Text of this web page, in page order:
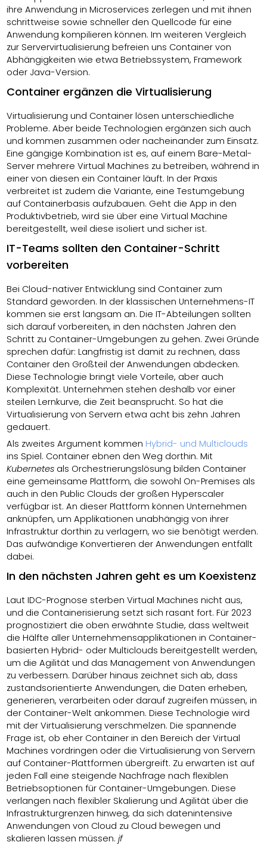
ihre Anwendung in Microservices zerlegen und mit ihnen
schrittweise sowie schneller den Quellcode für eine
Anwendung kompilieren können. Im weiteren Vergleich
zur Servervirtualisierung befreien uns Container von
Abhängigkeiten wie etwa Betriebssystem, Framework
oder Java-Version.
Container ergänzen die Virtualisierung
Virtualisierung und Container lösen unterschiedliche
Probleme. Aber beide Technologien ergänzen sich auch
und kommen zusammen oder nacheinander zum Einsatz.
Eine gängige Kombination ist es, auf einem Bare-Metal-
Server mehrere Virtual Machines zu betreiben, während in
einer von diesen ein Container läuft. In der Praxis
verbreitet ist zudem die Variante, eine Testumgebung
auf Containerbasis aufzubauen. Geht die App in den
Produktivbetrieb, wird sie über eine Virtual Machine
bereitgestellt, weil diese isoliert und sicher ist.
IT-Teams sollten den Container-Schritt
vorbereiten
Bei Cloud-nativer Entwicklung sind Container zum
Standard geworden. In der klassischen Unternehmens-IT
kommen sie erst langsam an. Die IT-Abteilungen sollten
sich darauf vorbereiten, in den nächsten Jahren den
Schritt zu Container-Umgebungen zu gehen. Zwei Gründe
sprechen dafür: Langfristig ist damit zu rechnen, dass
Container den Großteil der Anwendungen abdecken.
Diese Technologie bringt viele Vorteile, aber auch
Komplexität. Unternehmen stehen deshalb vor einer
steilen Lernkurve, die Zeit beansprucht. So hat die
Virtualisierung von Servern etwa acht bis zehn Jahren
gedauert.
Als zweites Argument kommen Hybrid- und Multiclouds
ins Spiel. Container ebnen den Weg dorthin. Mit
Kubernetes als Orchestrierungslösung bilden Container
eine gemeinsame Plattform, die sowohl On-Premises als
auch in den Public Clouds der großen Hyperscaler
verfügbar ist. An dieser Plattform können Unternehmen
anknüpfen, um Applikationen unabhängig von ihrer
Infrastruktur dorthin zu verlagern, wo sie benötigt werden.
Das aufwändige Konvertieren der Anwendungen entfällt
dabei.
In den nächsten Jahren geht es um Koexistenz
Laut IDC-Prognose sterben Virtual Machines nicht aus,
und die Containerisierung setzt sich rasant fort. Für 2023
prognostiziert die oben erwähnte Studie, dass weltweit
die Hälfte aller Unternehmensapplikationen in Container-
basierten Hybrid- oder Multiclouds bereitgestellt werden,
um die Agilität und das Management von Anwendungen
zu verbessern. Darüber hinaus zeichnet sich ab, dass
zustandsorientierte Anwendungen, die Daten erheben,
generieren, verarbeiten oder darauf zugreifen müssen, in
der Container-Welt ankommen. Diese Technologie wird
mit der Virtualisierung verschmelzen. Die spannende
Frage ist, ob eher Container in den Bereich der Virtual
Machines vordringen oder die Virtualisierung von Servern
auf Container-Plattformen übergreift. Zu erwarten ist auf
jeden Fall eine steigende Nachfrage nach flexiblen
Betriebsoptionen für Container-Umgebungen. Diese
verlangen nach flexibler Skalierung und Agilität über die
Infrastrukturgrenzen hinweg, da sich datenintensive
Anwendungen von Cloud zu Cloud bewegen und
skalieren lassen müssen.jf